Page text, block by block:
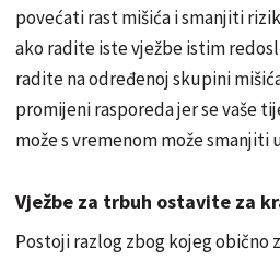
povećati rast mišića i smanjiti
ako radite iste vježbe istim
radite na određenoj skupini
promijeni rasporeda jer se vaše
može s vremenom može smanjiti
Vježbe za trbuh ostavite za
Postoji razlog zbog kojeg obično